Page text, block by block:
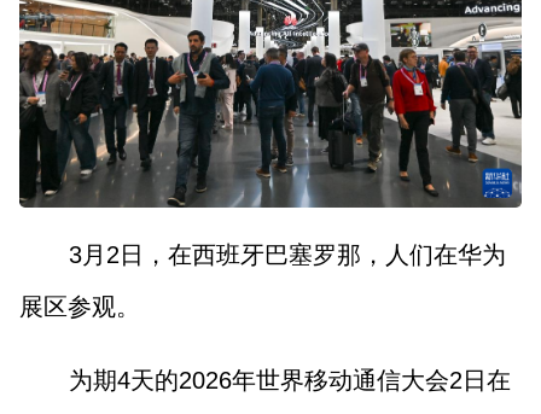
3月2日，在西班牙巴塞罗那，人们在华为
展区参观。
为期4天的2026年世界移动通信大会2日在